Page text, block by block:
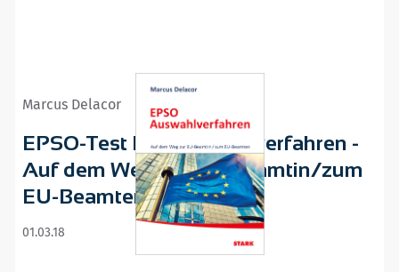
Marcus Delacor
EPSO-Test EU-Auswahlverfahren -
Auf dem Weg zur EU-Beamtin/zum
EU-Beamten
01.03.18